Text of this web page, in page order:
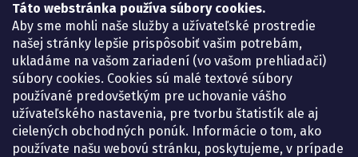
Táto webstránka používa súbory cookies.
Aby sme mohli naše služby a užívateľské prostredie
našej stránky lepšie prispôsobiť vašim potrebám,
ukladáme na vašom zariadení (vo vašom prehliadači)
súbory cookies. Cookies sú malé textové súbory
používané predovšetkým pre uchovanie vášho
užívateľského nastavenia, pre tvorbu štatistík ale aj
cielených obchodných ponúk. Informácie o tom, ako
používate našu webovú stránku, poskytujeme, v prípade
Lekáreň ADONAI
Košice – Smetanova 2
Pondelok:
07.30 – 15.30 h.
Utorok:
07.30 – 16.00 h.
Streda:
07.30 – 16.00 h.
Štvrtok:
07.30 – 15.30 h.
Piatok:
07.30 – 15.30 h.
KONTAKT